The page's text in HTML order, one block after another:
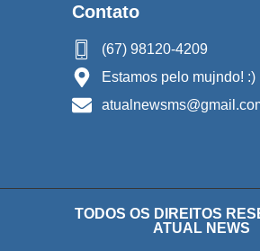
Contato
(67) 98120-4209
Estamos pelo mujndo! :)
TODOS OS DIREITOS
ATUAL NEWS